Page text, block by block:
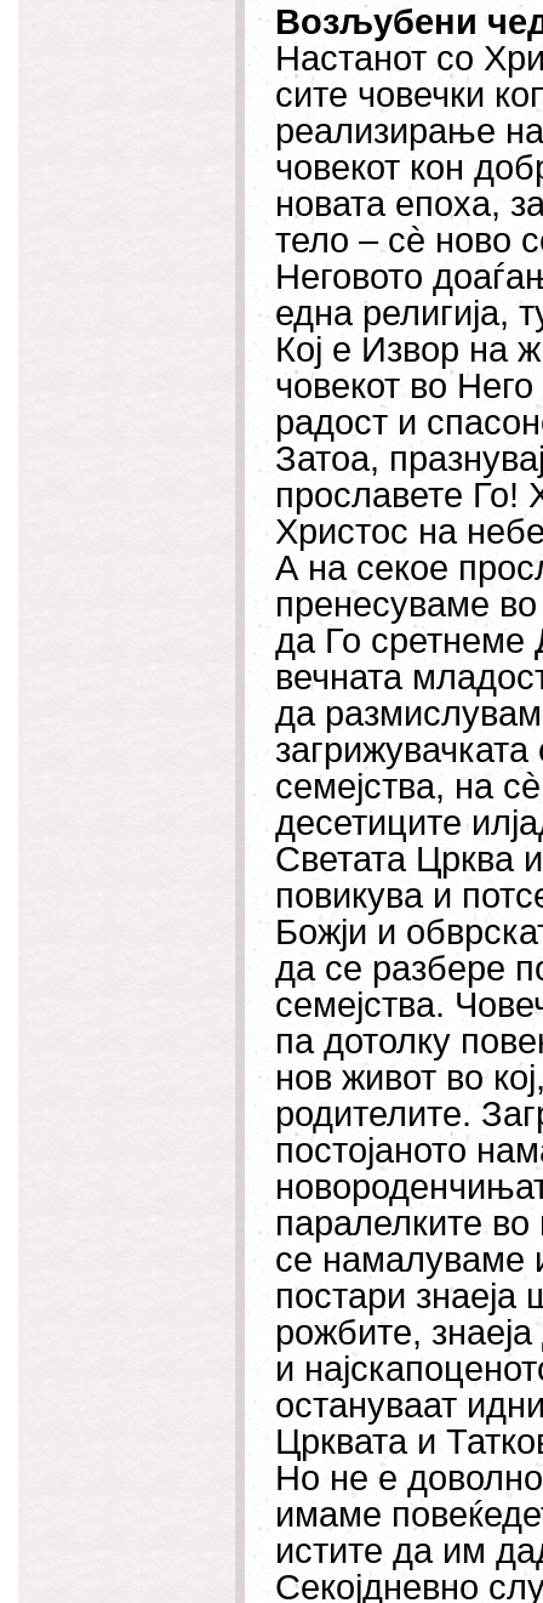
Возљубени
Настанот со
сите човечки
реализирање
човекот кон
новата епоха,
тело – сè ново
Неговото
една религија,
Кој е Извор на
човекот во
радост и
Затоа,
прославете Го!
Христос на
А на секое
пренесуваме
да Го сретнеме
вечната
да
семејства, на
десетиците
Светата Црква
повикува и
Божји и
да се разбере
семејства.
па дотолку
нов живот во
родителите.
постојаното
паралелките
се намалуваме
постари знаеја
рожбите,
и
остануваат
Црквата и
Но не е
имаме
истите да им
Секојдневно